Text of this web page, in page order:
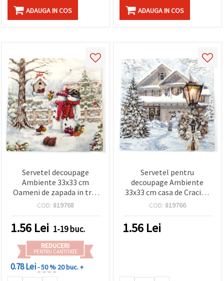
ADAUGA IN COS ADAUGA IN COS
Servetel decoupage
Ambiente 33x33 cm
Oameni de zapada in trei
straturi care aduc cadouri
COD: 819768
1.56 Lei 1-19 buc.
REDUCERI
PENTRU CANTITATE
0.78 Lei- 50 % 20 buc. +
Servetel pentru
decoupage Ambiente
33x33 cm casa de Craciun
in trei straturi - 1 bucata
COD: 819766
1.56 Lei